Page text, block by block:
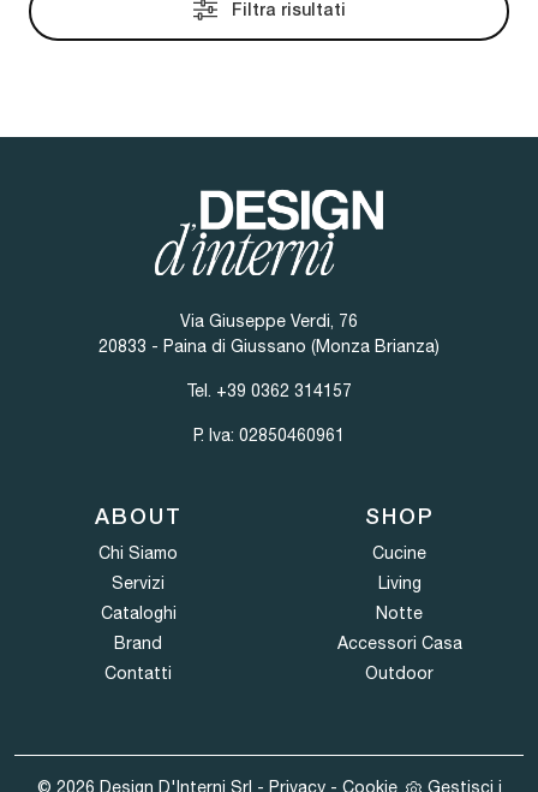
Filtra risultati
Via Giuseppe Verdi, 76
20833 - Paina di Giussano (Monza Brianza)
Tel. +39 0362 314157
P. Iva: 02850460961
ABOUT
Chi Siamo
Servizi
Cataloghi
Brand
Contatti
SHOP
Cucine
Living
Notte
Accessori Casa
Outdoor
© 2026 Design D'Interni Srl - Privacy- Cookie Gestisci i